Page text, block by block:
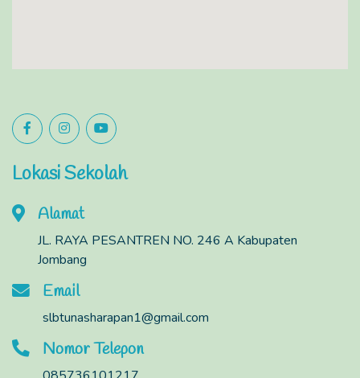
Lokasi Sekolah
Alamat
JL. RAYA PESANTREN NO. 246 A Kabupaten
Jombang
Email
slbtunasharapan1@gmail.com
Nomor Telepon